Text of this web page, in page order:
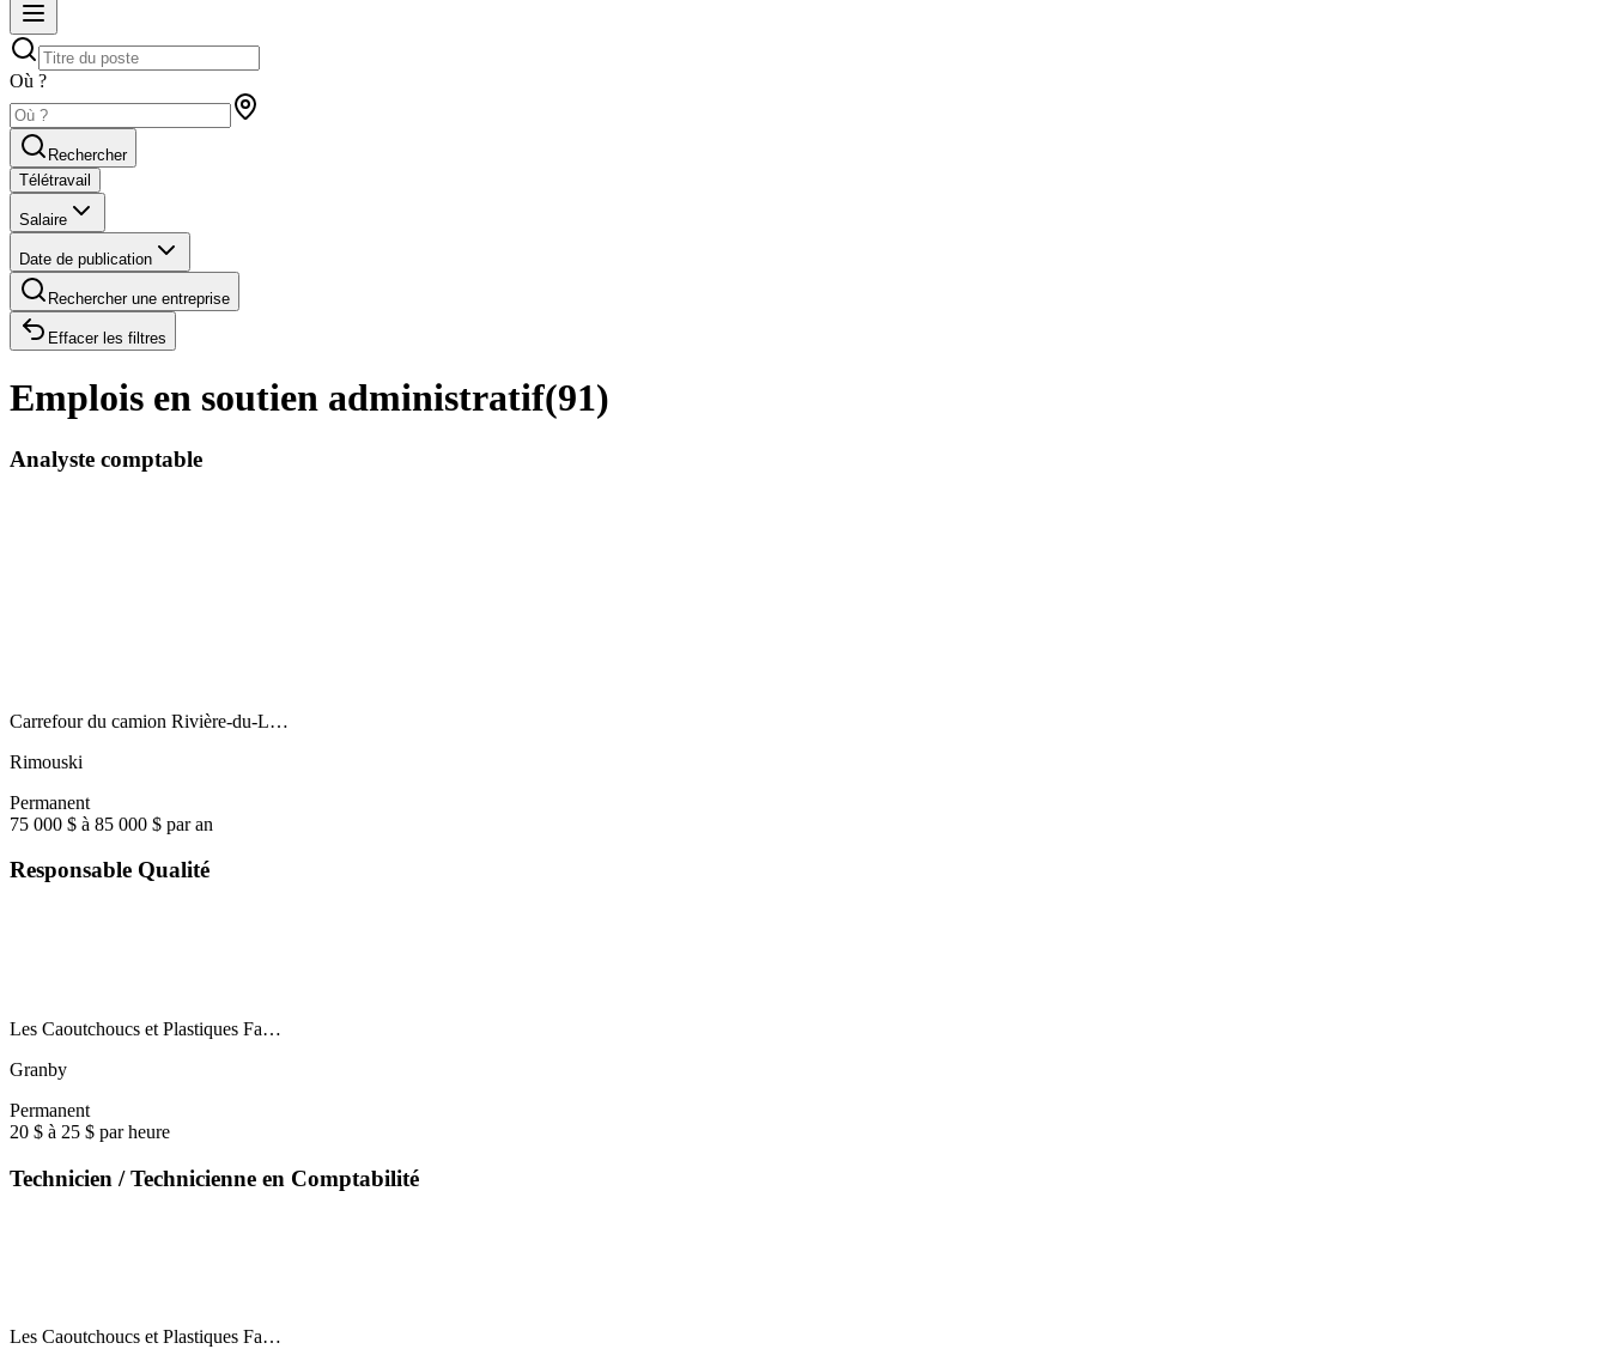
Où ?
Rechercher
Télétravail
Salaire
Date de publication
Rechercher une entreprise
Effacer les filtres
Emplois en soutien administratif(91)
Analyste comptable
Carrefour du camion Rivière-du-L…
Rimouski
Permanent
75 000 $ à 85 000 $ par an
Responsable Qualité
Les Caoutchoucs et Plastiques Fa…
Granby
Permanent
20 $ à 25 $ par heure
Technicien / Technicienne en Comptabilité
Les Caoutchoucs et Plastiques Fa…